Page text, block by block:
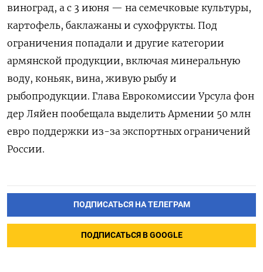
виноград, а с 3 июня — на семечковые культуры,
картофель, баклажаны и сухофрукты. Под
ограничения попадали и другие категории
армянской продукции, включая минеральную
воду, коньяк, вина, живую рыбу и
рыбопродукции. Глава Еврокомиссии Урсула фон
дер Ляйен пообещала выделить Армении 50 млн
евро поддержки из-за экспортных ограничений
России.
ПОДПИСАТЬСЯ НА ТЕЛЕГРАМ
ПОДПИСАТЬСЯ В GOOGLE